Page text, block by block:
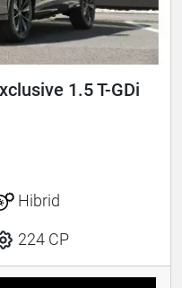
1.5 T-GDi
Hibrid
224 CP